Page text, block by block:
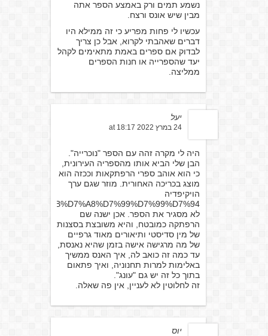
נשמע תמים ורק באמצע הספר אתה
מבין שיש אונס ורצח.
עכשיו לי פחות מפריע כי זה ממילא היו
דברים שאהבתי לקרוא, אבל כן צריך
לבדוק אם ספרים באמת מתאימים לקהל
יעד שהספרייה או חנות הספרים
ממליצה.
יעל
24 במרץ 2022 at 18:17
היה לי מקרה זהה עם הספר "נוכרייה".
הבן שלי הביא אותו מהספריה העירונית,
כי הוא אוהב ספרי הרפתקאות וככזה הוא
מוצג בכריכה האחורית. מוזר שגם ערך
הויקיפדיה
לא מסגיר את הספר. אכן ישנה שם
הרפתקה כמובטח, והיא משובצת בסצנות
של מין סדיסטי ותיאורים מאוד גרפיים
של מה מרגישה אישה בזמן שהיא נאנסת,
עד כמה זה כואב לה, איך האנס ממשיך
באלימות למרות תחנוניה, ואיך פתאום
בתוך כל זה יש גם "עונג".
זה לחלוטין לא לעניין, אין פה שאלה.
יוס